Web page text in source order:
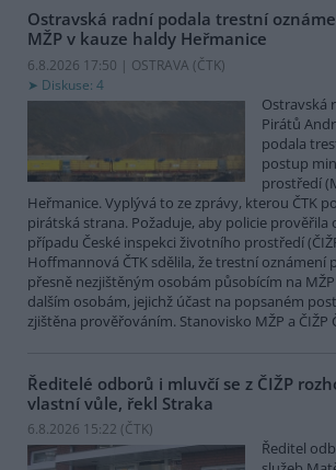
Ostravská radní podala trestní
MŽP v kauze haldy Heřmanice
6.8.2026 17:50 | OSTRAVA (ČTK)
Diskuse: 4
Ostravská
Pirátů
podala
postup
prostředí
Heřmanice. Vyplývá to ze zprávy, kterou ČTK
pirátská strana. Požaduje, aby policie
případu České inspekci životního prostředí
Hoffmannová ČTK sdělila, že trestní oznámení
přesně nezjištěným osobám působícím na
dalším osobám, jejichž účast na popsaném
zjištěna prověřováním. Stanovisko MŽP a ČIŽP
Ředitelé odborů i mluvčí se z ČIŽP
vlastní vůle, řekl Straka
6.8.2026 15:22 (ČTK)
Ředitel